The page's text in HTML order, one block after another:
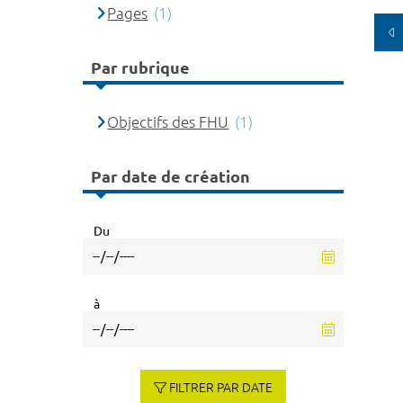
Pages (1)
Par rubrique
Objectifs des FHU (1)
Par date de création
Du
à
FILTRER PAR DATE